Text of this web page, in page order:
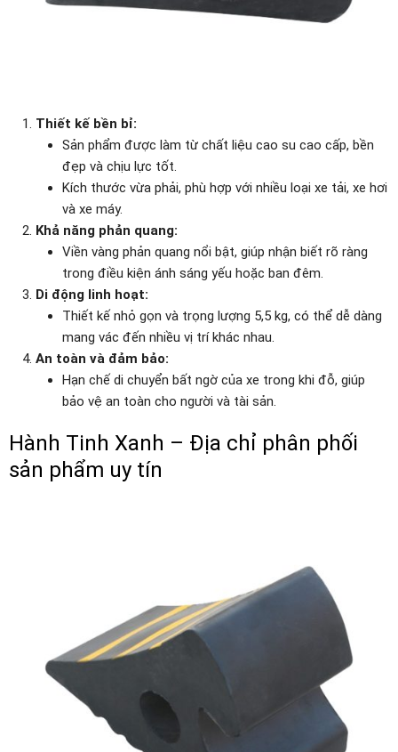
Thiết kế bền bỉ:
Sản phẩm được làm từ chất liệu cao su cao cấp, bền
đẹp và chịu lực tốt.
Kích thước vừa phải, phù hợp với nhiều loại xe tải, xe hơi
và xe máy.
Khả năng phản quang:
Viền vàng phản quang nổi bật, giúp nhận biết rõ ràng
trong điều kiện ánh sáng yếu hoặc ban đêm.
Di động linh hoạt:
Thiết kế nhỏ gọn và trọng lượng 5,5 kg, có thể dễ dàng
mang vác đến nhiều vị trí khác nhau.
An toàn và đảm bảo:
Hạn chế di chuyển bất ngờ của xe trong khi đỗ, giúp
bảo vệ an toàn cho người và tài sản.
Hành Tinh Xanh – Địa chỉ phân phối
sản phẩm uy tín